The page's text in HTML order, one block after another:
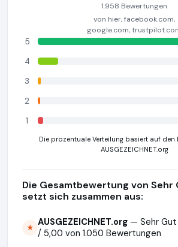
1.958 Bewertungen
von hier, facebook.com,
google.com,
5
4
3
2
1
Die prozentuale Verteilung basiert auf den
AUSGEZEICHNET.org
Die Gesamtbewertung von Sehr
setzt sich zusammen aus:
★ AUSGEZEICHNET.org — Sehr
/ 5,00 von 1.050 Bewertungen